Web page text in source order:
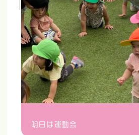
明日は運動会